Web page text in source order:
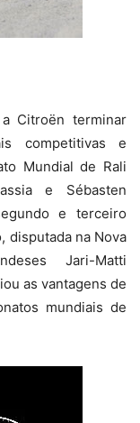
Citroën terminar
competitivas e
Mundial de Rali
e Sébasten
e terceiro
disputada na Nova
Jari-Matti
as vantagens de
mundiais de